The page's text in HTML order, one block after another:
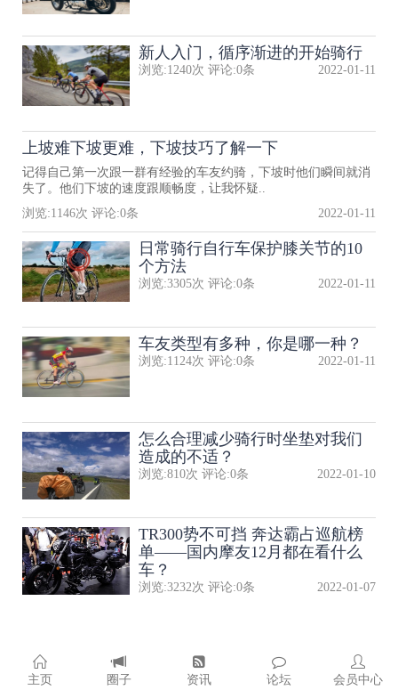
新人入门，循序渐进的开始骑行
浏览:1240次 评论:0条 2022-01-11
上坡难下坡更难，下坡技巧了解一下
记得自己第一次跟一群有经验的车友约骑，下坡时他们瞬间就消
失了。他们下坡的速度跟顺畅度，让我怀疑..
浏览:1146次 评论:0条 2022-01-11
日常骑行自行车保护膝关节的10
个方法
浏览:3305次 评论:0条 2022-01-11
车友类型有多种，你是哪一种？
浏览:1124次 评论:0条 2022-01-11
怎么合理减少骑行时坐垫对我们
造成的不适？
浏览:810次 评论:0条 2022-01-10
TR300势不可挡 奔达霸占巡航榜
单——国内摩友12月都在看什么
车？
浏览:3232次 评论:0条 2022-01-07
主页 圈子 资讯 论坛 会员中心